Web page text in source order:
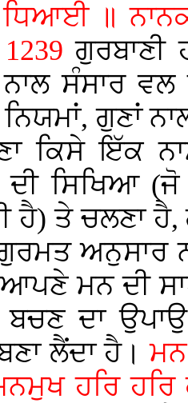
ਧਿਆਈ ॥
ਗੁਰਬਾਣੀ
ਸੰਸਾਰ
ਗੁਣਾਂ
ਕਿਸੇ ਇੱਕ
ਦੀ ਸਿਖਿਆ
ਹੈ) ਤੇ ਚਲਣਾ ਹੈ,
ਅਨੁਸਾਰ
ਮਨ ਦੀ
ਬਚਣ ਦਾ
ਲੈਂਦਾ ਹੈ।
ਹਰਿ